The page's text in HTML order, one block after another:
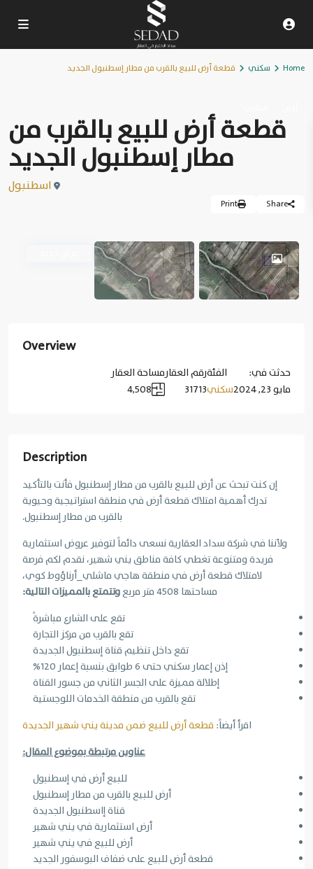
Home سكني قطعة أرض للبيع بالقرب من مطار إسطنبول الجديد
قطعة أرض للبيع بالقرب من
مطار إسطنبول الجديد
اسطنبول
Share
Print
Overview
حدثت في:
مايو 23, 2024
الفئة
سكني
رقم العقار
31713
مساحة العقار
4,508
Description
إن كنت تبحث عن أرض للبيع بالقرب من مطار إسطنبول فأنت بالتأكيد
تدرك أهمية امتلاك قطعة أرض في منطقة استراتيجية وحيوية
بالقرب من مطار إسطنبول.
ولأننا في شركة سداد العقارية نسعى دائماً لتوفير عروض استثمارية
فريدة ومتنوعة تغطي كافة مناطق يني شهير، نقدم لكم فرصة
لامتلاك قطعة أرض في منطقة هاجي ماشلي_أرناؤوط كوي،
مساحتها 4508 متر مربع
وتتمتع بالمميزات التالية:
تقع على الشارع مباشرةً
تقع بالقرب من مركز التجارة
تقع داخل تنظيم قناة إسطنبول الجديدة
إذن إعمار سكني حتى 6 طوابق بنسبة إعمار 120%
إطلالة مميزة على الجسر الثاني من جسور القناة
تقع بالقرب من منطقة الخدمات اللوجستية
اقرأ أيضاً: قطعة أرض للبيع ضمن مدينة يني شهير الجديدة
عناوين مرتبطة بموضوع المقال:
للبيع أرض في إسطنبول
أرض للبيع بالقرب من مطار إسطنبول
قناة إاسطنبول الجديدة
أرض استثمارية في يني شهير
أرض للبيع في يني شهير
قطعة أرض للبيع على ضفاف البوسفور الجديد